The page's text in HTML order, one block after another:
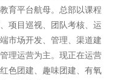
育平台航母。总部以课程
项目巡视、团队考核、运
市场开发、管理、渠道建
理运营为主。现正在运营
色团建、趣味团建、有氧